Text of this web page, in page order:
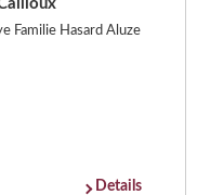
Familie Hasard Aluze
Details